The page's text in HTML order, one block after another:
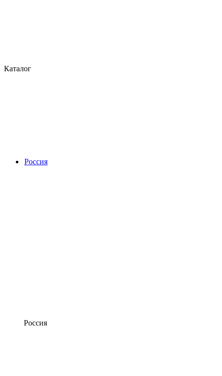
Каталог
Россия
Россия